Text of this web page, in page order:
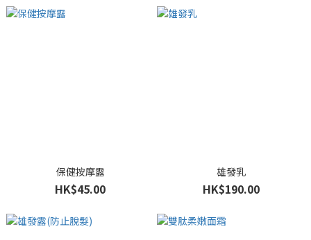
保健按摩露
HK$45.00
雄發乳
HK$190.00